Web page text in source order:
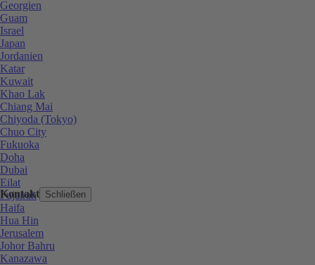
Kontakt Schließen
Georgien
Guam
Israel
Japan
Jordanien
Katar
Kuwait
Khao Lak
Chiang Mai
Chiyoda (Tokyo)
Chuo City
Fukuoka
Doha
Dubai
Eilat
Fujairah
Haifa
Hua Hin
Jerusalem
Johor Bahru
Kanazawa